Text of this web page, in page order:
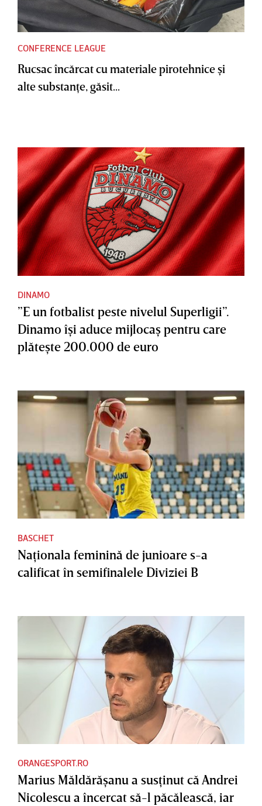
CONFERENCE LEAGUE
Rucsac încărcat cu materiale pirotehnice şi
alte substanţe, găsit...
DINAMO
”E un fotbalist peste nivelul Superligii”.
Dinamo îşi aduce mijlocaş pentru care
plăteşte 200.000 de euro
BASCHET
Naţionala feminină de junioare s-a
calificat în semifinalele Diviziei B
ORANGESPORT.RO
Marius Măldărăşanu a susţinut că Andrei
Nicolescu a încercat să-l păcălească, iar